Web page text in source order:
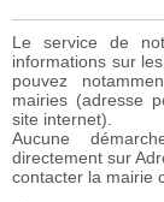
Le service de
informations sur
pouvez
mairies (adresse
site internet).
Aucune
directement sur
contacter la mairie